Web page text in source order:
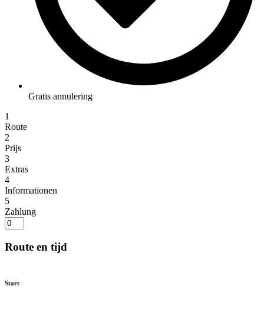
Gratis annulering
1
Route
2
Prijs
3
Extras
4
Informationen
5
Zahlung
Route en tijd
Start